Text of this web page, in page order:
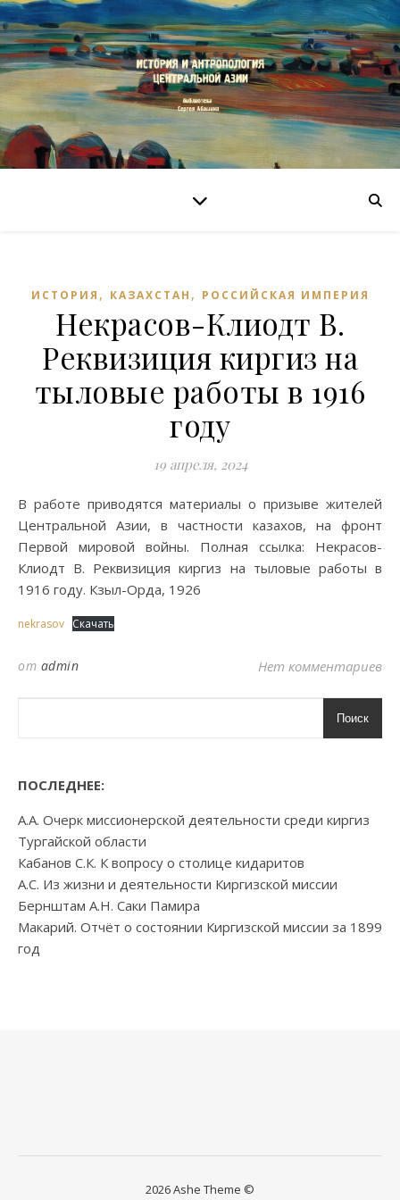
ИСТОРИЯ , КАЗАХСТАН , РОССИЙСКАЯ ИМПЕРИЯ
Некрасов-Клиодт В.
Реквизиция киргиз на
тыловые работы в 1916
году
19 апреля, 2024
В работе приводятся материалы о призыве жителей
Центральной Азии, в частности казахов, на фронт
Первой мировой войны. Полная ссылка: Некрасов-
Клиодт В. Реквизиция киргиз на тыловые работы в
1916 году. Кзыл-Орда, 1926
nekrasov Скачать
от admin Нет комментариев
Поиск
ПОСЛЕДНЕЕ:
А.А. Очерк миссионерской деятельности среди киргиз
Тургайской области
Кабанов С.К. К вопросу о столице кидаритов
А.С. Из жизни и деятельности Киргизской миссии
Бернштам А.Н. Саки Памира
Макарий. Отчёт о состоянии Киргизской миссии за 1899
год
2026 Ashe Theme ©